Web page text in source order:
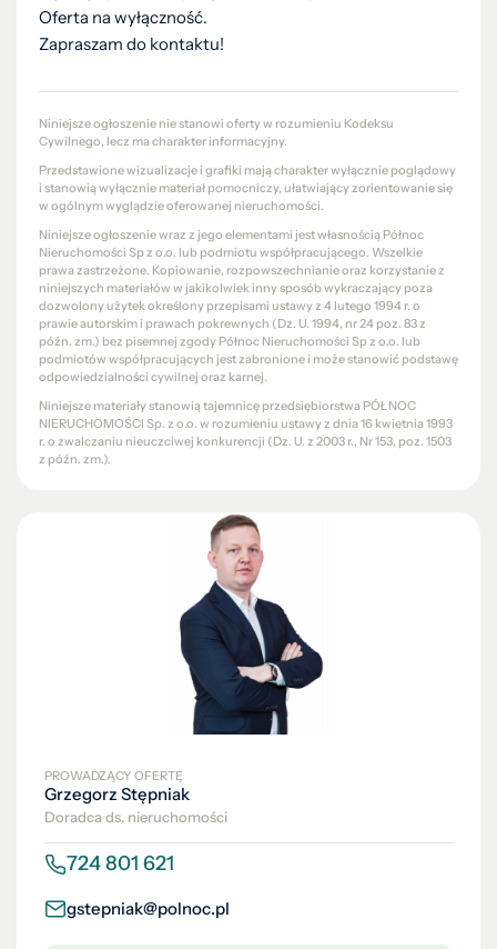
Oferta na wyłączność.
Zapraszam do kontaktu!
Niniejsze ogłoszenie nie stanowi oferty w rozumieniu Kodeksu
Cywilnego, lecz ma charakter informacyjny.
Przedstawione wizualizacje i grafiki mają charakter wyłącznie poglądowy
i stanowią wyłącznie materiał pomocniczy, ułatwiający zorientowanie się
w ogólnym wyglądzie oferowanej nieruchomości.
Niniejsze ogłoszenie wraz z jego elementami jest własnością Północ
Nieruchomości Sp z o.o. lub podmiotu współpracującego. Wszelkie
prawa zastrzeżone. Kopiowanie, rozpowszechnianie oraz korzystanie z
niniejszych materiałów w jakikolwiek inny sposób wykraczający poza
dozwolony użytek określony przepisami ustawy z 4 lutego 1994 r. o
prawie autorskim i prawach pokrewnych (Dz. U. 1994, nr 24 poz. 83 z
późn. zm.) bez pisemnej zgody Północ Nieruchomości Sp z o.o. lub
podmiotów współpracujących jest zabronione i może stanowić podstawę
odpowiedzialności cywilnej oraz karnej.
Niniejsze materiały stanowią tajemnicę przedsiębiorstwa PÓŁNOC
NIERUCHOMOŚCI Sp. z o.o. w rozumieniu ustawy z dnia 16 kwietnia 1993
r. o zwalczaniu nieuczciwej konkurencji (Dz. U. z 2003 r., Nr 153, poz. 1503
z późn. zm.).
PROWADZĄCY OFERTĘ
Grzegorz Stępniak
Doradca ds. nieruchomości
724 801 621
gstepniak@polnoc.pl